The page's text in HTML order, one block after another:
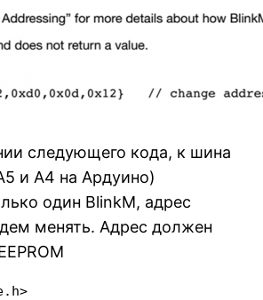
следующего кода, к шина
и А4 на Ардуино)
один BlinkM, адрес
менять. Адрес должен